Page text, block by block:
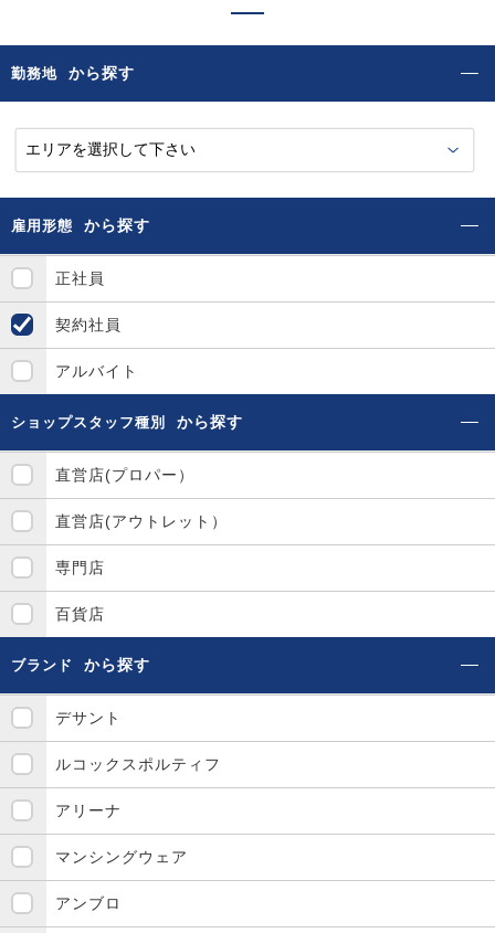
勤務地 から探す
雇用形態 から探す
正社員
契約社員
アルバイト
ショップスタッフ種別 から探す
直営店(プロパー）
直営店(アウトレット）
専門店
百貨店
ブランド から探す
デサント
ルコックスポルティフ
アリーナ
マンシングウェア
アンブロ